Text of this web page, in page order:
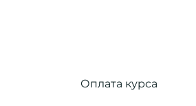
Оплата курса